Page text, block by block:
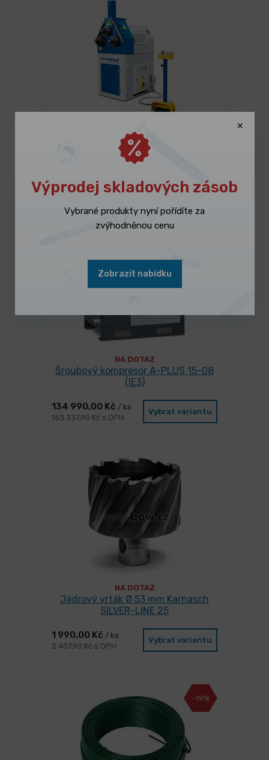
NA DOTAZ
Hydraulická zakružovačka profilů a
trubek PRM 50 FH
346 047,90 Kč s DPH
Vybrat variantu
NA DOTAZ
Šroubový kompresor A-PLUS 15-08
(IE3)
134 990,00 Kč / ks
163 337,90 Kč s DPH
Vybrat variantu
NA DOTAZ
Jádrový vrták Ø 53 mm Karnasch
SILVER-LINE 25
1 990,00 Kč / ks
2 407,90 Kč s DPH
Vybrat variantu
-19%
Výprodej skladových zásob
Vybrané produkty nyní pořídíte za
zvýhodněnou cenu
Zobrazit nabídku